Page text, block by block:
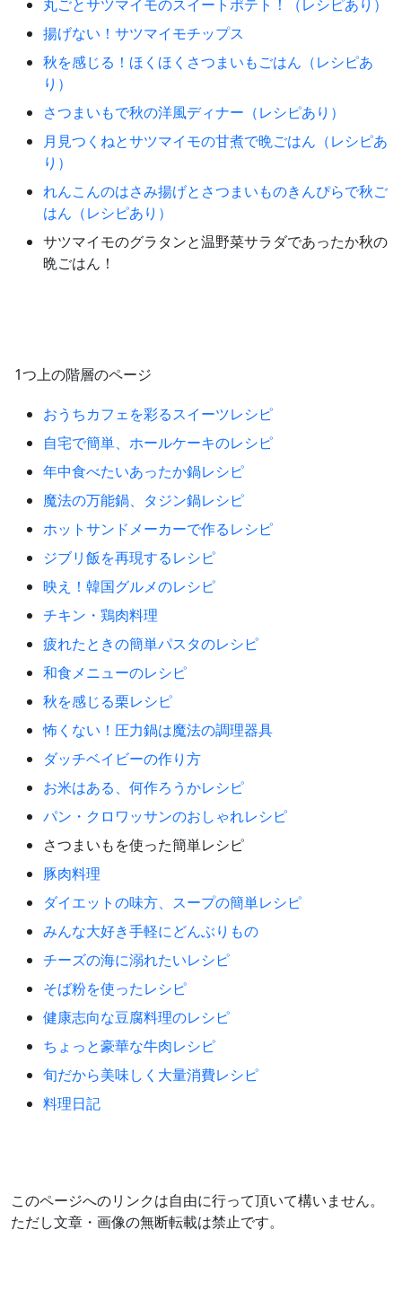
丸ごとサツマイモのスイートポテト！（レシピあり）
揚げない！サツマイモチップス
秋を感じる！ほくほくさつまいもごはん（レシピあ
り）
さつまいもで秋の洋風ディナー（レシピあり）
月見つくねとサツマイモの甘煮で晩ごはん（レシピあ
り）
れんこんのはさみ揚げとさつまいものきんぴらで秋ご
はん（レシピあり）
サツマイモのグラタンと温野菜サラダであったか秋の
晩ごはん！
1つ上の階層のページ
おうちカフェを彩るスイーツレシピ
自宅で簡単、ホールケーキのレシピ
年中食べたいあったか鍋レシピ
魔法の万能鍋、タジン鍋レシピ
ホットサンドメーカーで作るレシピ
ジブリ飯を再現するレシピ
映え！韓国グルメのレシピ
チキン・鶏肉料理
疲れたときの簡単パスタのレシピ
和食メニューのレシピ
秋を感じる栗レシピ
怖くない！圧力鍋は魔法の調理器具
ダッチベイビーの作り方
お米はある、何作ろうかレシピ
パン・クロワッサンのおしゃれレシピ
さつまいもを使った簡単レシピ
豚肉料理
ダイエットの味方、スープの簡単レシピ
みんな大好き手軽にどんぶりもの
チーズの海に溺れたいレシピ
そば粉を使ったレシピ
健康志向な豆腐料理のレシピ
ちょっと豪華な牛肉レシピ
旬だから美味しく大量消費レシピ
料理日記
このページへのリンクは自由に行って頂いて構いません。
ただし文章・画像の無断転載は禁止です。